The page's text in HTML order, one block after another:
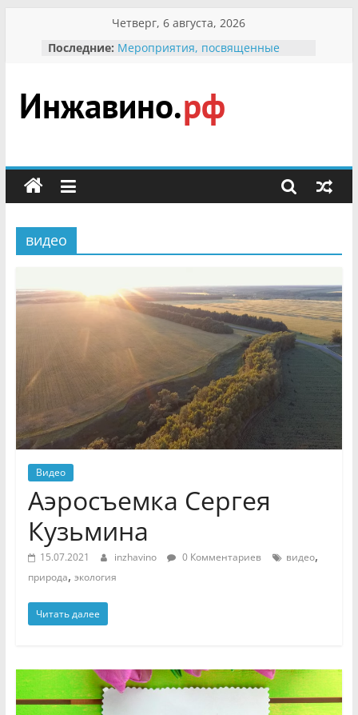
содержимому
Четверг, 6 августа, 2026
Последние:
В вольере Воронинского
заповедника родились крапчатые
Международному Дню семьи
Присвоение звания «Почётный
гражданин Инжавинского округа»
первоцветы!»
Инжавино.рф
сельский
портал
видео
Видео
Аэросъемка Сергея
Кузьмина
15.07.2021 inzhavino 0 Комментариев видео,
природа, экология
Читать далее